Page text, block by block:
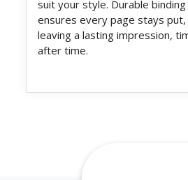
suit your style. Durable binding
ensures every page stays put,
leaving a lasting impression,
after time.